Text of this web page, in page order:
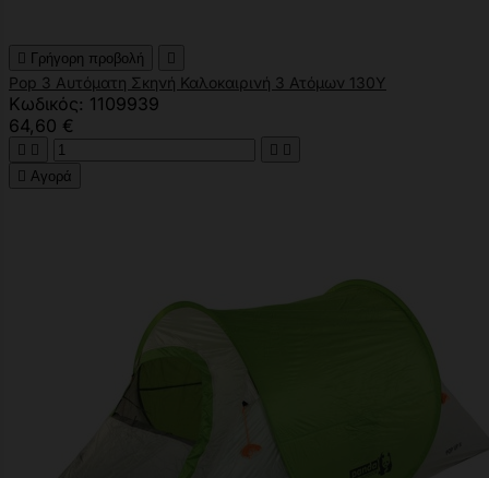
 Γρήγορη προβολή 
Pop 3 Αυτόματη Σκηνή Καλοκαιρινή 3 Ατόμων 130Υ
Κωδικός: 1109939
64,60 €
   
 Αγορά